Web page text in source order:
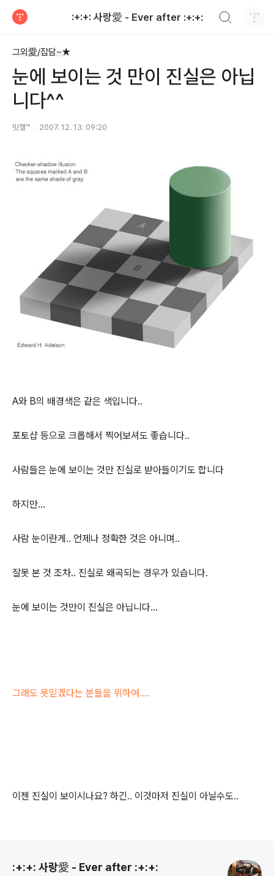
:+:+: 사랑愛 - Ever after :+:+:
그외愛/잡담~★
눈에 보이는 것 만이 진실은 아닙
니다^^
밋첼™ 2007. 12. 13. 09:20
A와 B의 배경색은 같은 색입니다..
포토샵 등으로 크롭해서 찍어보셔도 좋습니다..
사람들은 눈에 보이는 것만 진실로 받아들이기도 합니다
하지만...
사람 눈이란게.. 언제나 정확한 것은 아니며..
잘못 본 것 조차.. 진실로 왜곡되는 경우가 있습니다.
눈에 보이는 것만이 진실은 아닙니다...
그래도 못믿겠다는 분들을 위하여....
이젠 진실이 보이시나요? 하긴.. 이것마저 진실이 아닐수도..
:+:+: 사랑愛 - Ever after :+:+: